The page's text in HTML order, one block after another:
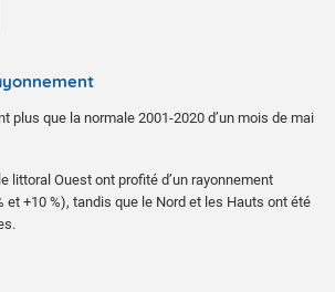
plus que la normale 2001-2020 d’un mois de mai
littoral Ouest ont profité d’un rayonnement
et +10 %), tandis que le Nord et les Hauts ont été